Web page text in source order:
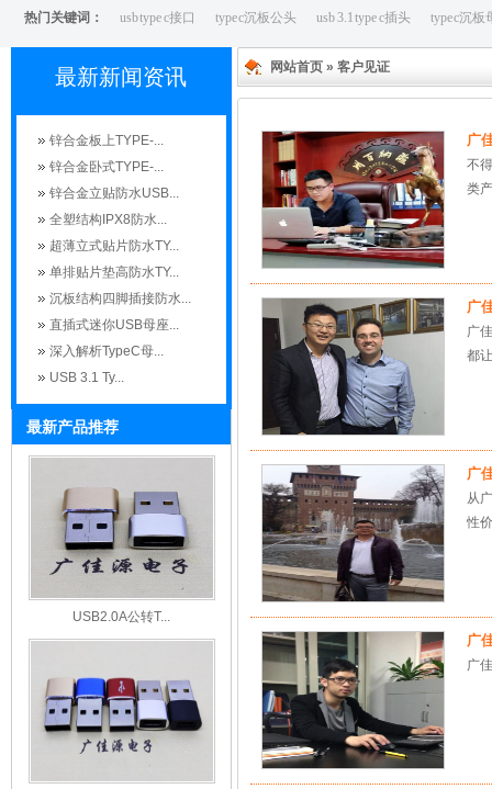
热门关键词： usb type c接口 type c沉板公头 usb 3.1 type c插头 type c沉板
最新新闻资讯
锌合金板上TYPE-...
锌合金卧式TYPE-...
锌合金立贴防水USB...
全塑结构IPX8防水...
超薄立式贴片防水TY...
单排贴片垫高防水TY...
沉板结构四脚插接防水...
直插式迷你USB母座...
深入解析TypeC母...
USB 3.1 Ty...
最新产品推荐
USB2.0A公转T...
网站首页 » 客户见证
广
不
类
广
广
都
广
从
性
广
广